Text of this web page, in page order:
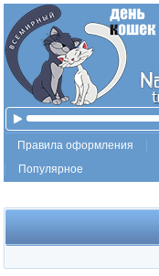
Правила оформления
Популярное